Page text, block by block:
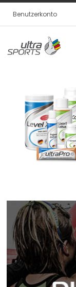
Benutzerkonto
ultraSPORTS
Händler